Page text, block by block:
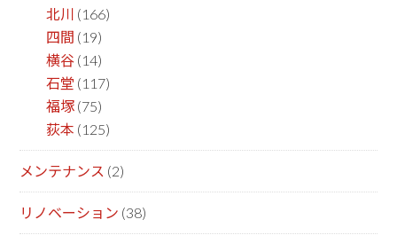
北川 (166)
四間 (19)
横谷 (14)
石堂 (117)
福塚 (75)
荻本 (125)
メンテナンス (2)
リノベーション (38)